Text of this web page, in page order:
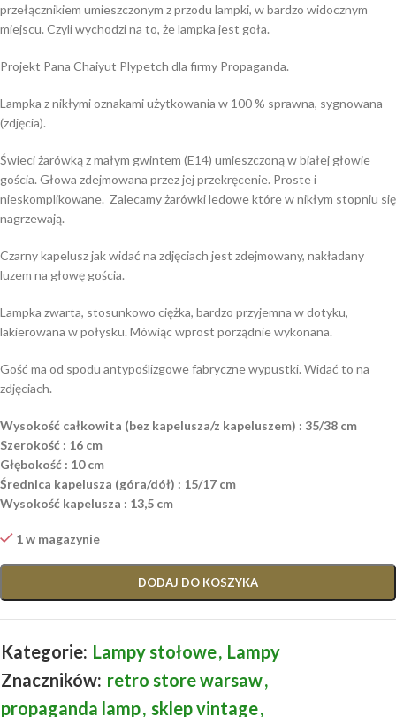
przełącznikiem umieszczonym z przodu lampki, w bardzo widocznym
miejscu. Czyli wychodzi na to, że lampka jest goła.
Projekt Pana Chaiyut Plypetch dla firmy Propaganda.
Lampka z nikłymi oznakami użytkowania w 100 % sprawna, sygnowana
(zdjęcia).
Świeci żarówką z małym gwintem (E14) umieszczoną w białej głowie
gościa. Głowa zdejmowana przez jej przekręcenie. Proste i
nieskomplikowane. Zalecamy żarówki ledowe które w nikłym stopniu się
nagrzewają.
Czarny kapelusz jak widać na zdjęciach jest zdejmowany, nakładany
luzem na głowę gościa.
Lampka zwarta, stosunkowo ciężka, bardzo przyjemna w dotyku,
lakierowana w połysku. Mówiąc wprost porządnie wykonana.
Gość ma od spodu antypoślizgowe fabryczne wypustki. Widać to na
zdjęciach.
Wysokość całkowita (bez kapelusza/z kapeluszem) : 35/38 cm
Szerokość : 16 cm
Głębokość : 10 cm
Średnica kapelusza (góra/dół) : 15/17 cm
Wysokość kapelusza : 13,5 cm
1 w magazynie
DODAJ DO KOSZYKA
Kategorie: Lampy stołowe, Lampy
Znaczników: retro store warsaw,
propaganda lamp, sklep vintage,